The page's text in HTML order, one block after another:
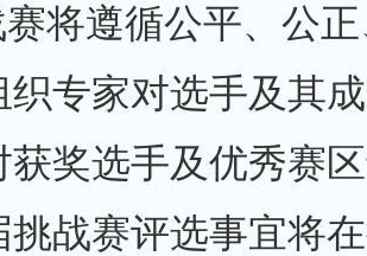
将遵循公平、公
织专家对选手及其
获奖选手及优秀赛
挑战赛评选事宜将